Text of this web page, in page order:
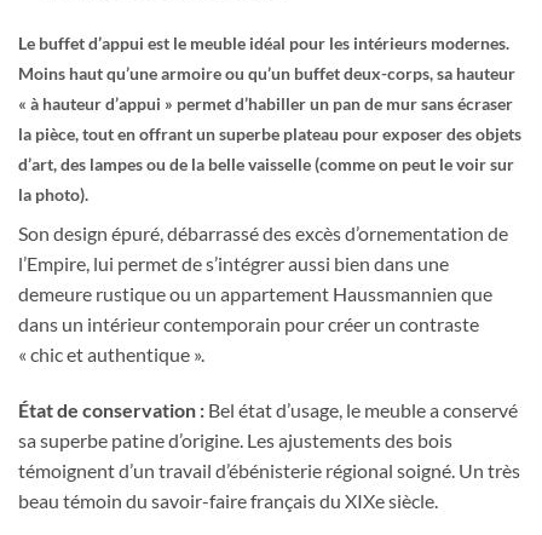
Le buffet d’appui est le meuble idéal pour les intérieurs modernes.
Moins haut qu’une armoire ou qu’un buffet deux-corps, sa hauteur
« à hauteur d’appui » permet d’habiller un pan de mur sans écraser
la pièce, tout en offrant un superbe plateau pour exposer des objets
d’art, des lampes ou de la belle vaisselle (comme on peut le voir sur
la photo).
Son design épuré, débarrassé des excès d’ornementation de
l’Empire, lui permet de s’intégrer aussi bien dans une
demeure rustique ou un appartement Haussmannien que
dans un intérieur contemporain pour créer un contraste
« chic et authentique ».
État de conservation : Bel état d’usage, le meuble a conservé
sa superbe patine d’origine. Les ajustements des bois
témoignent d’un travail d’ébénisterie régional soigné. Un très
beau témoin du savoir-faire français du XIXe siècle.